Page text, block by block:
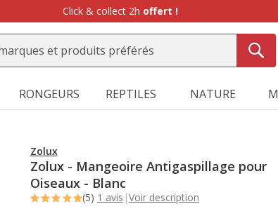
Click & collect 2h offert !
RONGEURS REPTILES NATURE
Zolux
Zolux - Mangeoire Antigaspillage pour
Oiseaux - Blanc
(5) 1 avis |Voir description